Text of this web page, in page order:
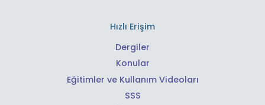
Hızlı Erişim
Dergiler
Konular
Eğitimler ve Kullanım Videoları
SSS